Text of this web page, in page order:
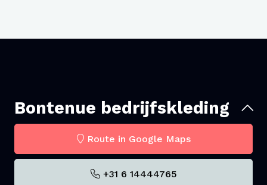
Bontenue bedrijfskleding
Route in Google Maps
+31 6 14444765